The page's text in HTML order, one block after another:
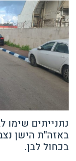
נתנייתים
באזה"ת הישן
בכחול לבן.